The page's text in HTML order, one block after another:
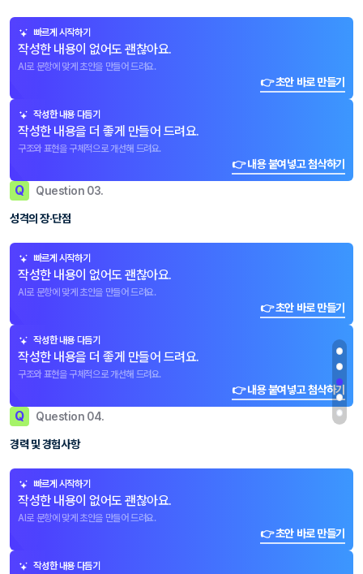
빠르게 시작하기
작성한 내용이 없어도 괜찮아요.
AI로 문항에 맞게 초안을 만들어 드려요.
👉 초안 바로 만들기
작성한 내용 다듬기
작성한 내용을 더 좋게 만들어 드려요.
구조와 표현을 구체적으로 개선해 드려요.
👉 내용 붙여넣고 첨삭하기
Q Question 03.
성격의 장·단점
빠르게 시작하기
작성한 내용이 없어도 괜찮아요.
AI로 문항에 맞게 초안을 만들어 드려요.
👉 초안 바로 만들기
작성한 내용 다듬기
작성한 내용을 더 좋게 만들어 드려요.
구조와 표현을 구체적으로 개선해 드려요.
👉 내용 붙여넣고 첨삭하기
Q Question 04.
경력 및 경험사항
빠르게 시작하기
작성한 내용이 없어도 괜찮아요.
AI로 문항에 맞게 초안을 만들어 드려요.
👉 초안 바로 만들기
작성한 내용 다듬기